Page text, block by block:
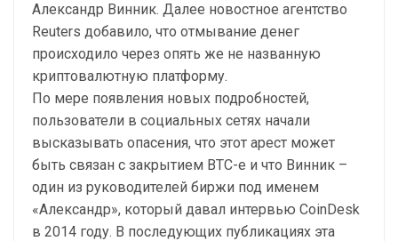
Александр Винник. Далее новостное агентство
Reuters добавило, что отмывание денег
происходило через опять же не названную
криптовалютную платформу.
По мере появления новых подробностей,
пользователи в социальных сетях начали
высказывать опасения, что этот арест может
быть связан с закрытием BTC-e и что Винник –
один из руководителей биржи под именем
«Александр», который давал интервью CoinDesk
в 2014 году. В последующих публикациях эта